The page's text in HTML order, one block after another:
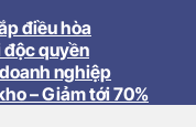
điều hòa
độc quyền
nghiệp
– Giảm tới 70%